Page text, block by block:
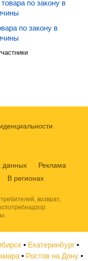
по закону в
данных
Реклама
В регионах
возврат,
• Екатеринбург •
• Ростов на Дону•